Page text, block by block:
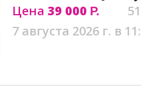
Цена 39 000 Р.
7 августа 2026 г. в